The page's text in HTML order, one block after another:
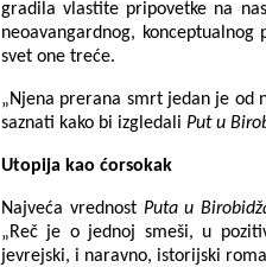
gradila vlastite pripovetke na
neoavangardnog,
svet one treće.
„Njena prerana smrt jedan je od
saznati kako bi izgledali Put u
Utopija kao ćorsokak
Najveća vrednost Puta u
„Reč je o jednoj smeši, u
jevrejski, i naravno, istorijski